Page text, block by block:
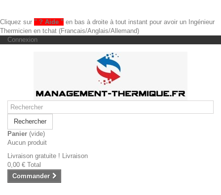
Cliquez sur " ? Aide " en bas à droite à tout instant pour avoir un Ingénieur
Thermicien en tchat (Francais/Anglais/Allemand)
Connexion
Rechercher
Panier (vide)
Aucun produit
Livraison gratuite ! Livraison
0,00 € Total
Commander